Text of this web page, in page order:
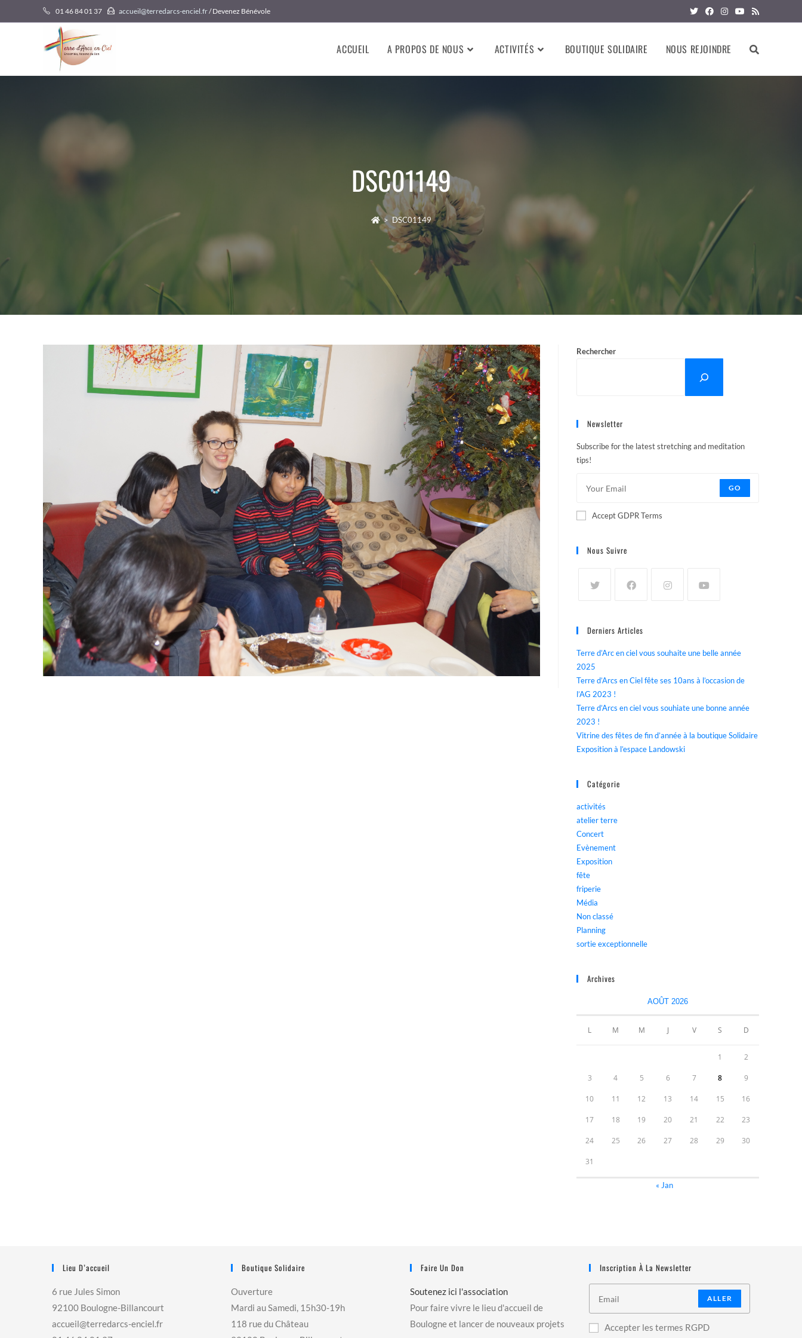
to
01 46 84 01 37 accueil@terredarcs-enciel.fr/ Devenez Bénévole
ACCUEIL A PROPOS DE NOUS ACTIVITÉS BOUTIQUE SOLIDAIRE NOUS REJOINDRE
DSC01149
> DSC01149
Rechercher
Newsletter
Subscribe for the latest stretching and meditation
tips!
GO
Accept GDPR Terms
Nous Suivre
Derniers Articles
Terre d’Arc en ciel vous souhaite une belle année
2025
Terre d’Arcs en Ciel fête ses 10ans à l’occasion de
l’AG 2023 !
Terre d’Arcs en ciel vous souhiate une bonne année
2023 !
Vitrine des fêtes de fin d’année à la boutique Solidaire
Exposition à l’espace Landowski
Catégorie
activités
atelier terre
Concert
Evènement
Exposition
fête
friperie
Média
Non classé
Planning
sortie exceptionnelle
Archives
AOÛT 2026
L M M J V S D
1 2
3 4 5 6 7 8 9
10 11 12 13 14 15 16
17 18 19 20 21 22 23
24 25 26 27 28 29 30
31
« Jan
Lieu D’accueil
6 rue Jules Simon
92100 Boulogne-Billancourt
accueil@terredarcs-enciel.fr
Boutique Solidaire
Ouverture
Mardi au Samedi, 15h30-19h
118 rue du Château
Faire Un Don
Soutenez ici l'association
Pour faire vivre le lieu d'accueil de
Boulogne et lancer de nouveaux projets
Inscription À La Newsletter
ALLER
Accepter les termes RGPD